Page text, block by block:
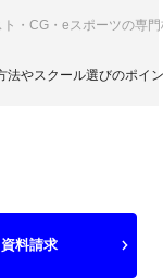
・CG・eスポーツの専
やスクール選びのポイ
資料請求